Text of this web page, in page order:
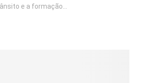
e a formação...